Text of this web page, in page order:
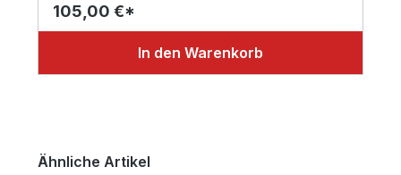
105,00 €*
In den Warenkorb
Produktgalerie überspringen
Ähnliche Artikel